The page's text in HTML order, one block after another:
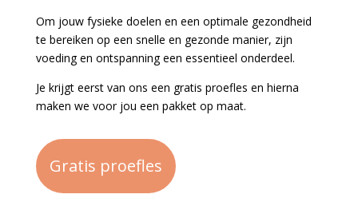
Om jouw fysieke doelen en een optimale gezondheid
te bereiken op een snelle en gezonde manier, zijn
voeding en ontspanning een essentieel onderdeel.
Je krijgt eerst van ons een gratis proefles en hierna
maken we voor jou een pakket op maat.
Gratis proefles